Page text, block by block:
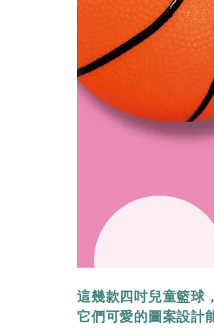
這幾款四吋兒童籃球
它們可愛的圖案設計